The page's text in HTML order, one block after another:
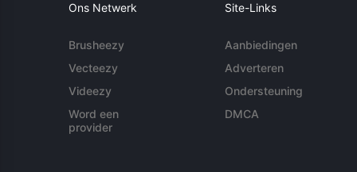
Ons Netwerk
Brusheezy
Vecteezy
Videezy
Word een
provider
Site-Links
Aanbiedingen
Adverteren
Ondersteuning
DMCA